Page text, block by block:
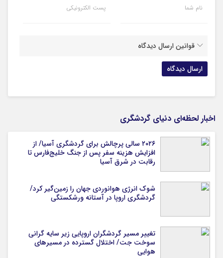
نام شما پست الکترونیکی
قوانین ارسال دیدگاه
اخبار لحظه‌ای دنیای گردشگری
۲۰۲۶ سالی پرچالش برای گردشگری آسیا/ از
افزایش هزینه سفر پس از جنگ خلیج‌فارس تا
رقابت در شرق آسیا
شوک انرژی هوانوردی جهان را زمین‌گیر کرد/
گردشگری اروپا در آستانه ورشکستگی
تغییر مسیر گردشگران اروپایی زیر سایه گرانی
سوخت جت/ اختلال گسترده در مسیرهای
هوایی